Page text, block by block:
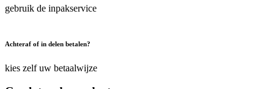
gebruik de inpakservice
Achteraf of in delen betalen?
kies zelf uw betaalwijze